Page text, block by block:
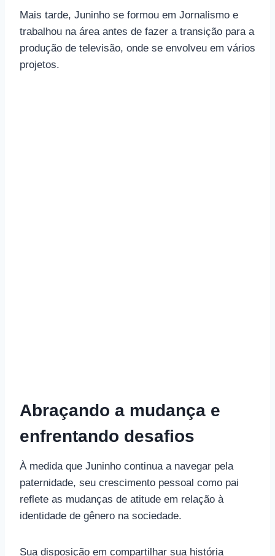
Mais tarde, Juninho se formou em Jornalismo e
trabalhou na área antes de fazer a transição para a
produção de televisão, onde se envolveu em vários
projetos.
Abraçando a mudança e
enfrentando desafios
À medida que Juninho continua a navegar pela
paternidade, seu crescimento pessoal como pai
reflete as mudanças de atitude em relação à
identidade de gênero na sociedade.
Sua disposição em compartilhar sua história